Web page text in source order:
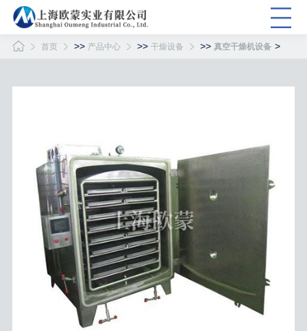
首页 >> 产品中心 >> 干燥设备 >> 真空干燥机设备 >